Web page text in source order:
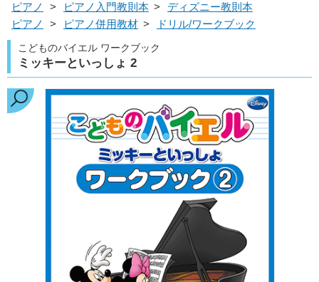
ピアノ > ピアノ入門教則本 >
ディズニー教則本
ピアノ
> ピアノ併用教材 > ドリル/ワークブック
こどものバイエル ワークブック
ミッキーといっしょ 2